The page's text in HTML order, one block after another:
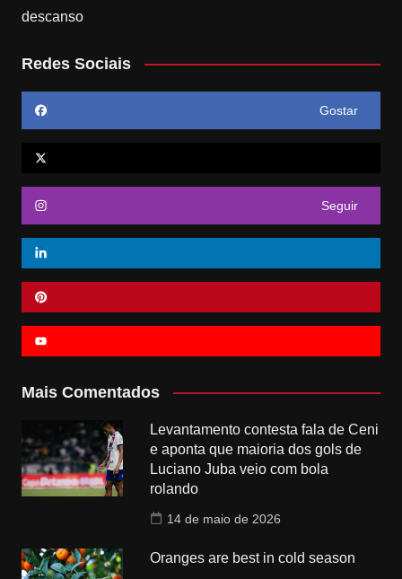
Redes Sociais
Gostar
Seguir
Mais Comentados
Levantamento contesta fala de Ceni
e aponta que maioria dos gols de
Luciano Juba veio com bola
rolando
14 de maio de 2026
Oranges are best in cold season